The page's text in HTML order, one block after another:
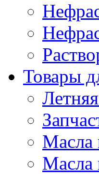
Товары
Масла
Масла